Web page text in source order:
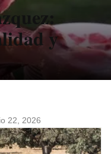
y
22, 2026